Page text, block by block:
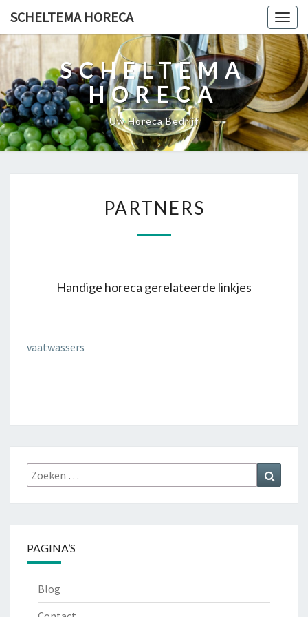
SCHELTEMA HORECA
SCHELTEMA
HORECA
Uw Horeca Bedrijf
PARTNERS
Handige horeca gerelateerde linkjes
vaatwassers
Zoeken
naar:
PAGINA’S
Blog